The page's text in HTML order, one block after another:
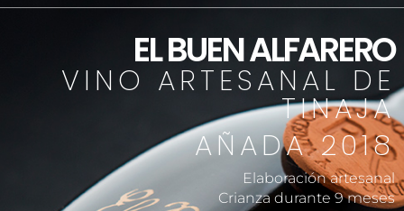
EL BUEN ALFARERO
VINO ARTESANAL DE
TINAJA
AÑADA 2018
Elaboración artesanal
Crianza durante 9 meses